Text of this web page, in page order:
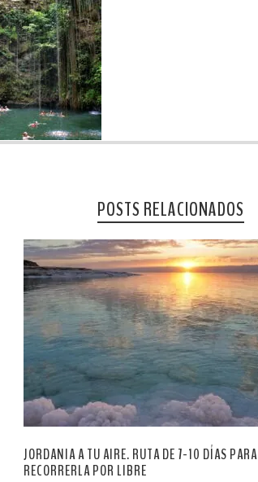
POSTS RELACIONADOS
JORDANIA A TU AIRE. RUTA DE 7-10 DÍAS PARA
RECORRERLA POR LIBRE